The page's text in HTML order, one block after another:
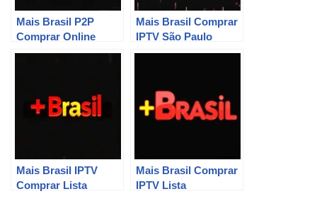
Mais Brasil P2P
Comprar Online
Mais Brasil Comprar
IPTV São Paulo
Mais Brasil IPTV
Comprar Lista
Mais Brasil Comprar
IPTV Lista